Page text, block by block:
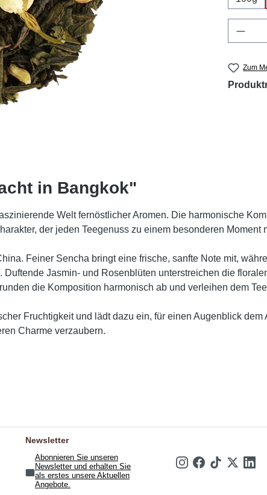
Zum
in Bangkok"
Welt fernöstlicher Aromen. Die harmonische
der jeden Teegenuss zu einem besonderen Moment
Feiner Sencha bringt eine frische, sanfte Note mit,
Jasmin- und Rosenblüten unterstreichen die
die Komposition harmonisch ab und verleihen dem
Fruchtigkeit und lädt dazu ein, für einen Augenblick
Charme verzaubern.
Newsletter
Abonnieren Sie unseren
Newsletter und erhalten Sie
als erstes unsere Aktuellen
Angebote.